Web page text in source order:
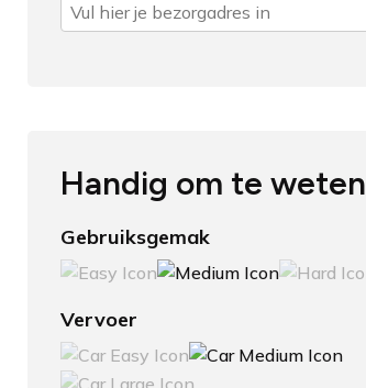
Handig om te weten
Gebruiksgemak
Vervoer